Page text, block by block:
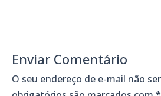
Enviar Comentário
O seu endereço de e-mail não